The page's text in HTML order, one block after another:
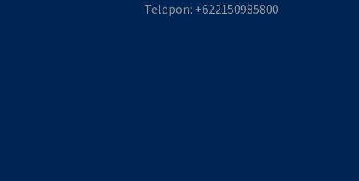
Telepon: +622150985800